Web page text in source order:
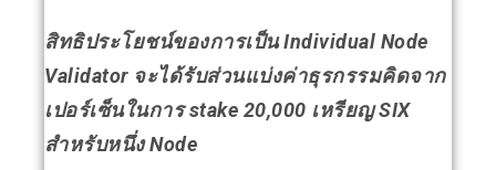
สิทธิประโยชน์ของการเป็น Individual Node
Validator จะได้รับส่วนแบ่งค่าธุรกรรมคิดจาก
เปอร์เซ็นในการ stake 20,000 เหรียญ SIX
สำหรับหนึ่ง Node